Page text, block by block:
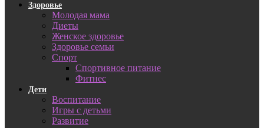
Здоровье
Молодая мама
Диеты
Женское здоровье
Здоровье семьи
Спорт
Спортивное питание
Фитнес
Дети
Воспитание
Игры с детьми
Развитие